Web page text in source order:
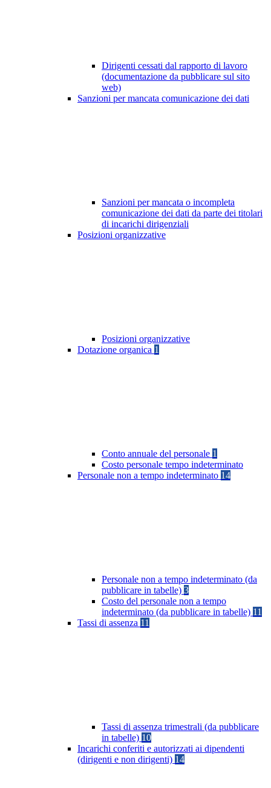
Dirigenti cessati dal rapporto di lavoro
(documentazione da pubblicare sul sito
web)
Sanzioni per mancata comunicazione dei dati
Sanzioni per mancata o incompleta
comunicazione dei dati da parte dei titolari
di incarichi dirigenziali
Posizioni organizzative
Posizioni organizzative
Dotazione organica 1
Conto annuale del personale 1
Costo personale tempo indeterminato
Personale non a tempo indeterminato 14
Personale non a tempo indeterminato (da
pubblicare in tabelle) 3
Costo del personale non a tempo
indeterminato (da pubblicare in tabelle) 11
Tassi di assenza 11
Tassi di assenza trimestrali (da pubblicare
in tabelle) 10
Incarichi conferiti e autorizzati ai dipendenti
(dirigenti e non dirigenti) 14